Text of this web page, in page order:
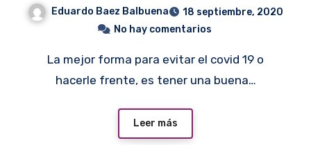
Eduardo Baez Balbuena
18 septiembre, 2020
No hay comentarios
La mejor forma para evitar el covid 19 o
hacerle frente, es tener una buena…
Leer más